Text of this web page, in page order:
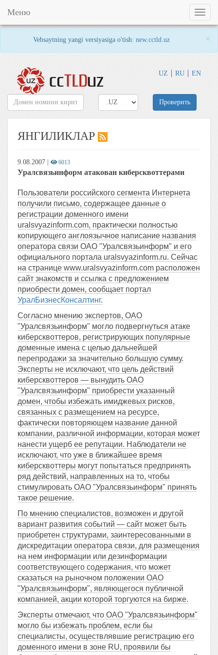
Vebsaytning yangi versiyasiga o'tish: new.cctld.uz ×
UZ RU EN
Toggle
Меню
Проверить
ЯНГИЛИКЛАР
9.08.2007 6013
Уралсвязьинформ атакован киберсквоттерами
Пользователи российского сегмента Интернета
получили письмо, содержащее данные о
регистрации доменного имени
uralsvyazinform.com, практически полностью
копирующего англоязычное написание названия
оператора связи ОАО "Уралсвязьинформ" и его
официального портала uralsvyazinform.ru. Сейчас
на странице www.uralsvyazinform.com расположен
сайт знакомств и ссылка с предложением
приобрести домен, сообщает портал
УралБизнесКонсалтинг.
Согласно мнению экспертов, ОАО
"Уралсвязьинформ" могло подвергнуться атаке
киберсквоттеров, регистрирующих популярные
доменные имена с целью дальнейшей
перепродажи за значительно большую сумму.
Эксперты не исключают, что цель действий
киберсквоттеров — вынудить ОАО
"Уралсвязьинформ" приобрести указанный
домен, чтобы избежать имиджевых рисков,
связанных с размещением на ресурсе,
фактически повторяющем название данной
компании, различной информации, которая может
нанести ущерб ее репутации. Наблюдатели не
исключают, что уже в ближайшее время
киберсквоттеры могут попытаться предпринять
ряд действий, направленных на то, чтобы
стимулировать ОАО "Уралсвязьинформ" принять
такое решение.
По мнению специалистов, возможен и другой
вариант развития событий — сайт может быть
приобретен структурами, заинтересованными в
дискредитации оператора связи, для размещения
на нем информации или дезинформации
соответствующего содержания, что может
сказаться на рыночном положении ОАО
"Уралсвязьинформ", являющегося публичной
компанией, акции которой торгуются на бирже.
Эксперты отмечают, что ОАО "Уралсвязьинформ"
могло бы избежать проблем, если бы
специалисты, осуществлявшие регистрацию его
доменного имени в зоне RU, проявили бы